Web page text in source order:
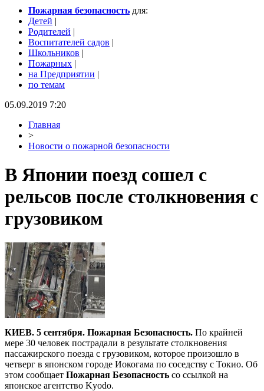
Пожарная безопасность для:
Детей |
Родителей |
Воспитателей садов |
Школьников |
Пожарных |
на Предприятии |
по темам
05.09.2019 7:20
Главная
>
Новости о пожарной безопасности
В Японии поезд сошел с
рельсов после столкновения с
грузовиком
КИЕВ. 5 сентября. Пожарная Безопасность. По крайней
мере 30 человек пострадали в результате столкновения
пассажирского поезда с грузовиком, которое произошло в
четверг в японском городе Иокогама по соседству с Токио. Об
этом сообщает Пожарная Безопасность со ссылкой на
японское агентство Kyodo.